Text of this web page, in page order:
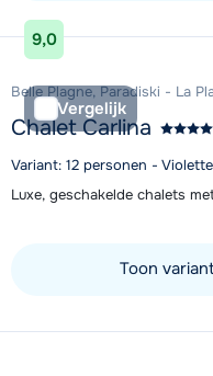
Bekijk accommodatie
9,0
Vergelijk
Belle Plagne, Paradiski - La
Chalet Carlina
Variant: 12 personen -
Luxe, geschakelde chalets
Toon